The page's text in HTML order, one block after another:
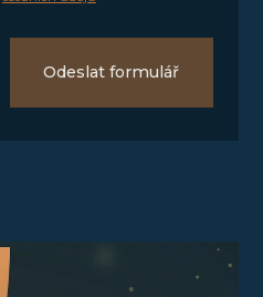
Odeslat formulář